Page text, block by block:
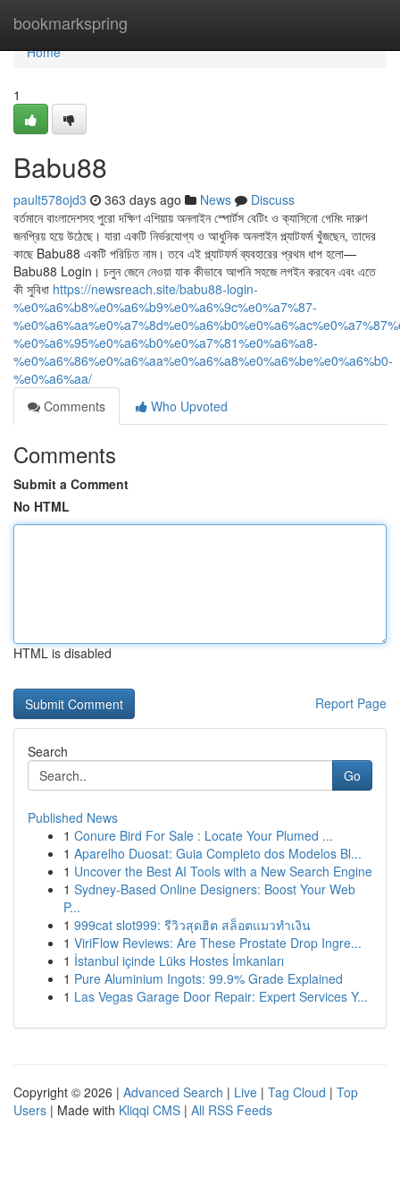
bookmarkspring
Home
Home
1
Babu88
pault578ojd3 363 days ago News
Discuss
বর্তমানে বাংলাদেশসহ পুরো দক্ষিণ এশিয়ায় অনলাইন স্পোর্টস বেটিং ও ক্যাসিনো গেমিং দারুণ
জনপ্রিয় হয়ে উঠেছে। যারা একটি নির্ভরযোগ্য ও আধুনিক অনলাইন প্ল্যাটফর্ম খুঁজছেন, তাদের
কাছে Babu88 একটি পরিচিত নাম। তবে এই প্ল্যাটফর্ম ব্যবহারের প্রথম ধাপ হলো—
Babu88 Login। চলুন জেনে নেওয়া যাক কীভাবে আপনি সহজে লগইন করবেন এবং এতে
কী সুবিধা https://newsreach.site/babu88-login-
%e0%a6%b8%e0%a6%b9%e0%a6%9c%e0%a7%87-
%e0%a6%95%e0%a6%b0%e0%a7%81%e0%a6%a8-
%e0%a6%86%e0%a6%aa%e0%a6%a8%e0%a6%be%e0%a6%b0-
%e0%a6%aa/
Comments
Who Upvoted
Comments
Submit a Comment
No HTML
HTML is disabled
Report Page
Search
Go
Published News
1 Conure Bird For Sale : Locate Your Plumed ...
1 Aparelho Duosat: Guia Completo dos Modelos Bl...
1 Uncover the Best AI Tools with a New Search Engine
1 Sydney-Based Online Designers: Boost Your Web
P...
1 999cat slot999: รีวิวสุดฮิต สล็อตแมวทำเงิน
1 ViriFlow Reviews: Are These Prostate Drop Ingre...
1 İstanbul içinde Lüks Hostes İmkanları
1 Pure Aluminium Ingots: 99.9% Grade Explained
1 Las Vegas Garage Door Repair: Expert Services Y...
Copyright © 2026 | Advanced Search | Live | Tag Cloud | Top
Users | Made with Kliqqi CMS | All RSS Feeds